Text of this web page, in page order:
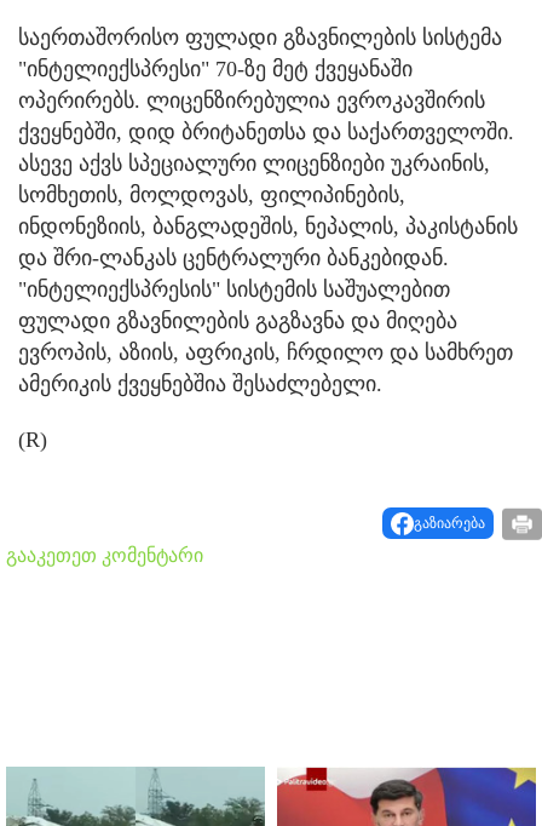
საერთაშორისო ფულადი გზავნილების სისტემა
"ინტელიექსპრესი" 70-ზე მეტ ქვეყანაში
ოპერირებს. ლიცენზირებულია ევროკავშირის
ქვეყნებში, დიდ ბრიტანეთსა და საქართველოში.
ასევე აქვს სპეციალური ლიცენზიები უკრაინის,
სომხეთის, მოლდოვას, ფილიპინების,
ინდონეზიის, ბანგლადეშის, ნეპალის, პაკისტანის
და შრი-ლანკას ცენტრალური ბანკებიდან.
"ინტელიექსპრესის" სისტემის საშუალებით
ფულადი გზავნილების გაგზავნა და მიღება
ევროპის, აზიის, აფრიკის, ჩრდილო და სამხრეთ
ამერიკის ქვეყნებშია შესაძლებელი.
(R)
გაზიარება
გააკეთეთ კომენტარი